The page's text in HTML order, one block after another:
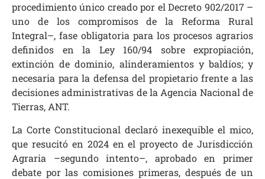
procedimiento único creado por el Decreto 902/2017 –
uno de los compromisos de la Reforma Rural
Integral–, fase obligatoria para los procesos agrarios
definidos en la Ley 160/94 sobre expropiación,
extinción de dominio, alinderamientos y baldíos; y
necesaria para la defensa del propietario frente a las
decisiones administrativas de la Agencia Nacional de
Tierras, ANT.
La Corte Constitucional declaró inexequible el mico,
que resucitó en 2024 en el proyecto de Jurisdicción
Agraria –segundo intento–, aprobado en primer
debate por las comisiones primeras, después de un